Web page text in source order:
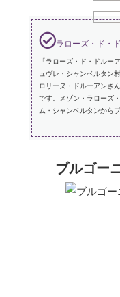
ラローズ・ド・
「ラローズ・ド・ドルー
ュヴレ・シャンベルタン
ロリーヌ・ドルーアンさ
です。メゾン・ラローズ
ム・シャンベルタンから
ブルゴー